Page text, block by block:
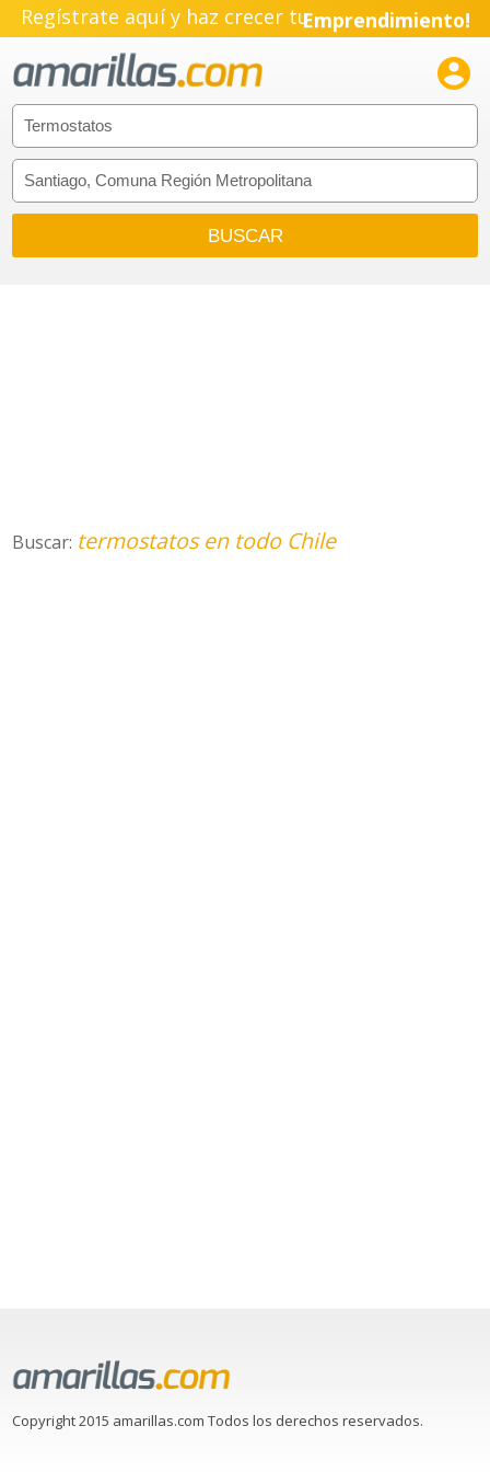
Regístrate aquí y haz crecer tuEmprendimiento!

Buscar: termostatos en todo Chile
Copyright 2015 amarillas.com Todos los derechos reservados.